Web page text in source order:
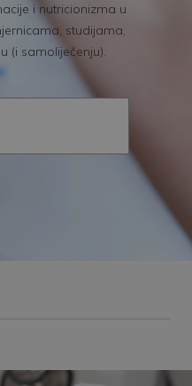
i nutricionizma u
studijama,
(i samoliječenju).